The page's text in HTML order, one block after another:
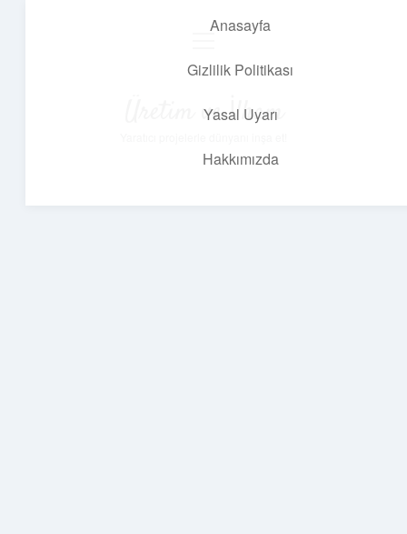
Anasayfa
Gizlilik Politikası
Yasal Uyarı
Hakkımızda
Üretim ve İlham